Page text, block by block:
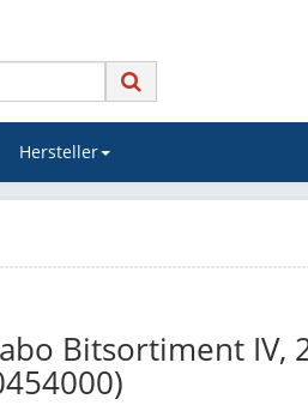
Hersteller
Bitsortiment IV,